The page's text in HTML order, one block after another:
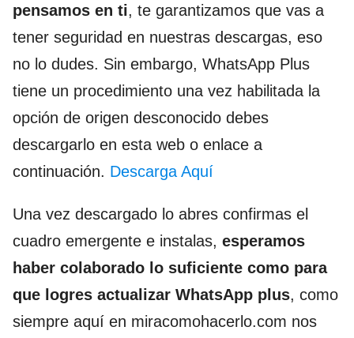
pensamos en ti, te garantizamos que vas a
tener seguridad en nuestras descargas, eso
no lo dudes. Sin embargo, WhatsApp Plus
tiene un procedimiento una vez habilitada la
opción de origen desconocido debes
descargarlo en esta web o enlace a
continuación. Descarga Aquí
Una vez descargado lo abres confirmas el
cuadro emergente e instalas, esperamos
haber colaborado lo suficiente como para
que logres actualizar WhatsApp plus, como
siempre aquí en miracomohacerlo.com nos